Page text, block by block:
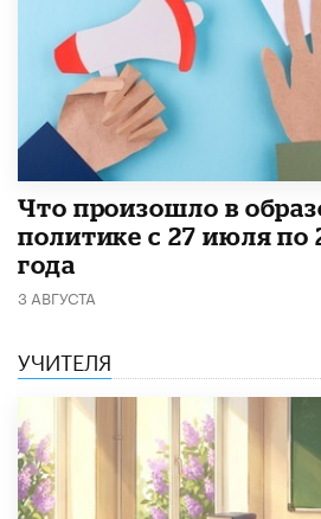
​Что произошло в
политике с 27 июля по
года
3 АВГУСТА
УЧИТЕЛЯ